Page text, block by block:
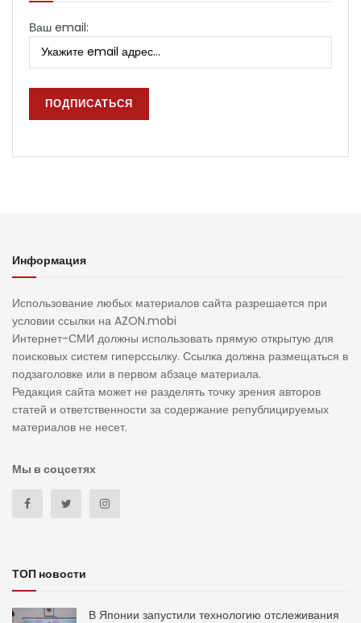
Ваш email:
Информация
Использование любых материалов сайта разрешается при
условии ссылки на AZON.mobi
Интернет-СМИ должны использовать прямую открытую для
поисковых систем гиперссылку. Ссылка должна размещаться в
подзаголовке или в первом абзаце материала.
Редакция сайта может не разделять точку зрения авторов
статей и ответственности за содержание републицируемых
материалов не несет.
Мы в соцсетях
ТОП новости
В Японии запустили технологию отслеживания